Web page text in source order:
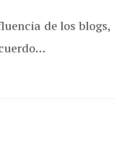
de los blogs,